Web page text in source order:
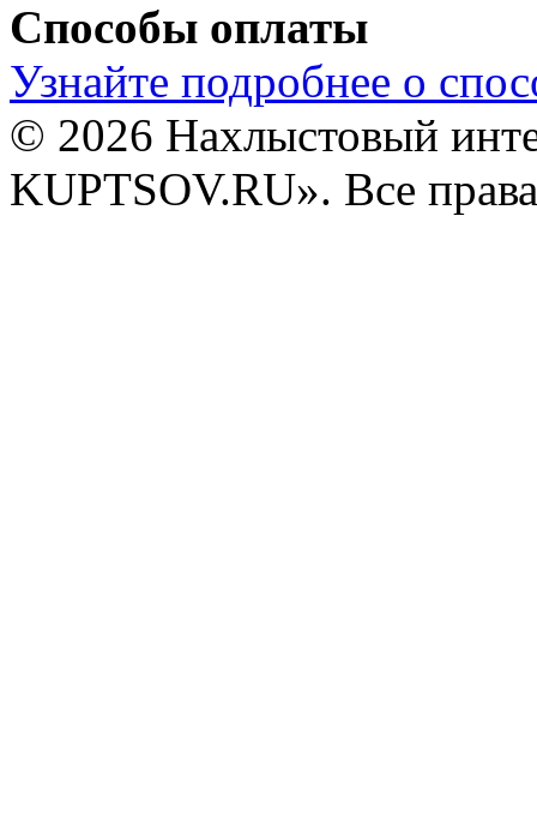
Способы оплаты
Узнайте подробнее о
© 2026 Нахлыстовый
KUPTSOV.RU». Все